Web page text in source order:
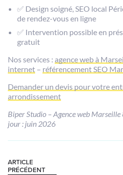
✅ Design soigné, SEO local
de rendez-vous en ligne
✅ Intervention possible en
gratuit
Nos services : agence web à
internet – référencement SEO
Demander un devis pour votre
arrondissement
Biper Studio – Agence web
jour : juin 2026
ARTICLE
PRÉCÉDENT